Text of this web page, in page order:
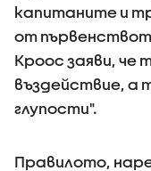
капитаните и
от
Кроос заяви, че
въздействие, а
глупости".
Правилото,